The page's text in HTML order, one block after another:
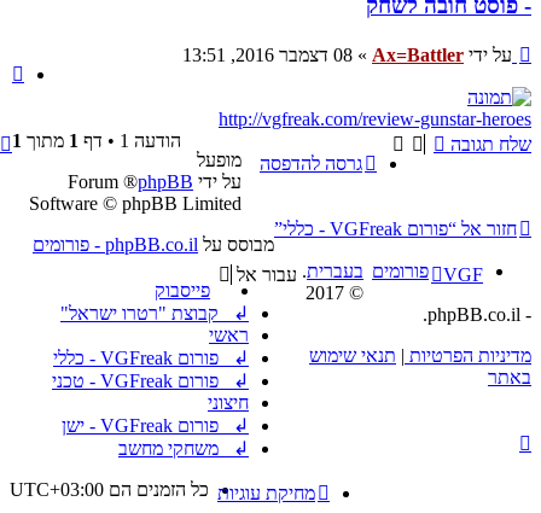
- פוסט חובה לשחק
שליחה
על ידי Ax=Battler
» 08 דצמבר 2016, 13:51
http://vgfreak.com/review-gunstar-heroes
שלח תגובה
גרסה להדפסה
הודעה 1 • דף 1מתוך 1
חזור אל “פורום VGFreak - כללי”
עבור אל
פייסבוק
↲ קבוצת "רטרו ישראל"
ראשי
↲ פורום VGFreak - כללי
↲ פורום VGFreak - טכני
חיצוני
↲ פורום VGFreak - ישן
↲ משחקי מחשב
VGF פורומים
כל הזמנים הם UTC+03:00 מחיקת עוגיות
מופעל
על ידי phpBB
® Forum
Software © phpBB Limited
מבוסס על
phpBB.co.il - פורומים
בעברית.
© 2017
- phpBB.co.il.
מדיניות הפרטיות | תנאי שימוש
באתר